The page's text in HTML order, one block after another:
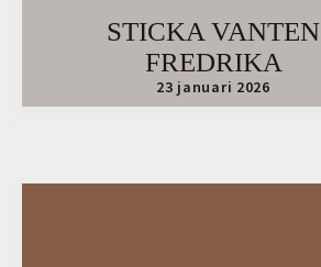
STICKA VANTEN
FREDRIKA
23 januari 2026